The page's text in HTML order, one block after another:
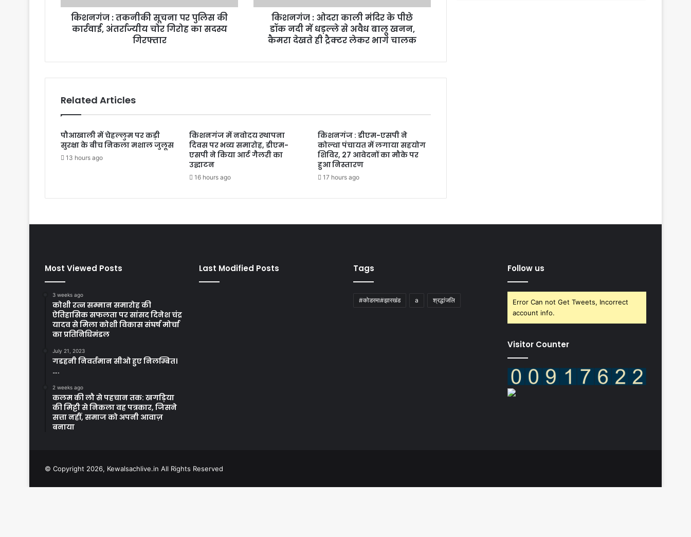
किशनगंज : तकनीकी सूचना पर पुलिस की
कार्रवाई, अंतर्राज्यीय चोर गिरोह का सदस्य
गिरफ्तार
किशनगंज : ओदरा काली मंदिर के पीछे
डॉक नदी में धड़ल्ले से अवैध बालू खनन,
कैमरा देखते ही ट्रैक्टर लेकर भागे चालक
Related Articles
पौआखाली में चेहल्लुम पर कड़ी
सुरक्षा के बीच निकला मशाल जुलूस
13 hours ago
किशनगंज में नवोदय स्थापना
दिवस पर भव्य समारोह, डीएम-
एसपी ने किया आर्ट गैलरी का
उद्घाटन
16 hours ago
किशनगंज : डीएम-एसपी ने
कोल्था पंचायत में लगाया सहयोग
शिविर, 27 आवेदनों का मौके पर
हुआ निस्तारण
17 hours ago
Most Viewed Posts
3 weeks ago
कोशी रत्न सम्मान समारोह की
ऐतिहासिक सफलता पर सांसद दिनेश चंद्र
यादव से मिला कोशी विकास संघर्ष मोर्चा
का प्रतिनिधिमंडल
July 21, 2023
गडहनी निवर्तमान सीओ हुए निलम्बित।
….
2 weeks ago
कलम की लौ से पहचान तक: खगड़िया
की मिट्टी से निकला वह पत्रकार, जिसने
सत्ता नहीं, समाज को अपनी आवाज़
बनाया
Last Modified Posts Tags
#कोडरमा#झारखंड a श्रद्धांजलि
Follow us
Error Can not Get Tweets, Incorrect
account info.
Visitor Counter
© Copyright 2026, Kewalsachlive.in All Rights Reserved